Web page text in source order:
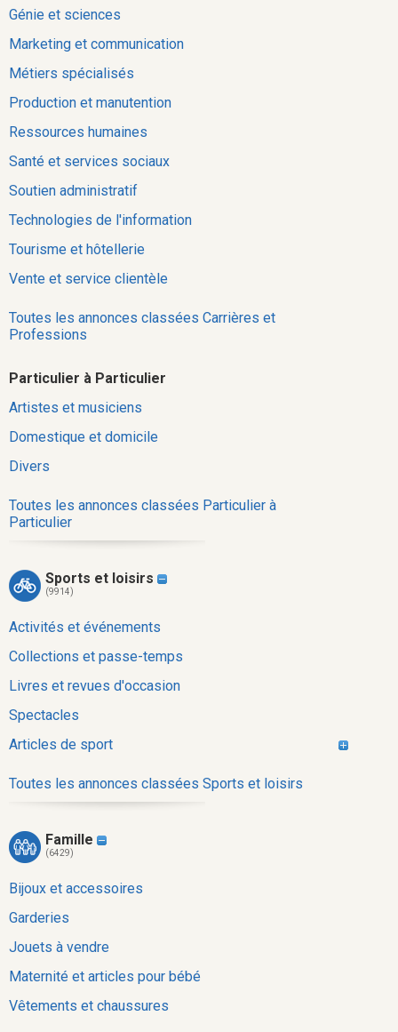
Génie et sciences
Marketing et communication
Métiers spécialisés
Production et manutention
Ressources humaines
Santé et services sociaux
Soutien administratif
Technologies de l'information
Tourisme et hôtellerie
Vente et service clientèle
Toutes les annonces classées Carrières et
Professions
Particulier à Particulier
Artistes et musiciens
Domestique et domicile
Divers
Toutes les annonces classées Particulier à
Particulier
Sports et loisirs
(9914)
Activités et événements
Collections et passe-temps
Livres et revues d'occasion
Spectacles
Articles de sport
Toutes les annonces classées Sports et loisirs
Famille
(6429)
Bijoux et accessoires
Garderies
Jouets à vendre
Maternité et articles pour bébé
Vêtements et chaussures